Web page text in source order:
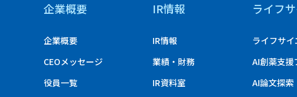
企業概要
企業概要
CEOメッセージ
役員一覧
IR情報
IR情報
業績・財務
IR資料室
ライフ
ライフサ
AI創薬支援
AI論文探索